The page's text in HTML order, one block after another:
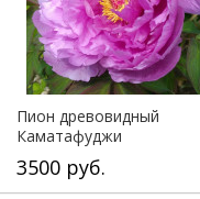
Пион древовидный
Каматафуджи
3500 руб.